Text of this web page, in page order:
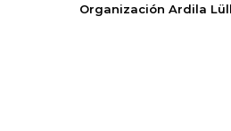
Organización Ardila